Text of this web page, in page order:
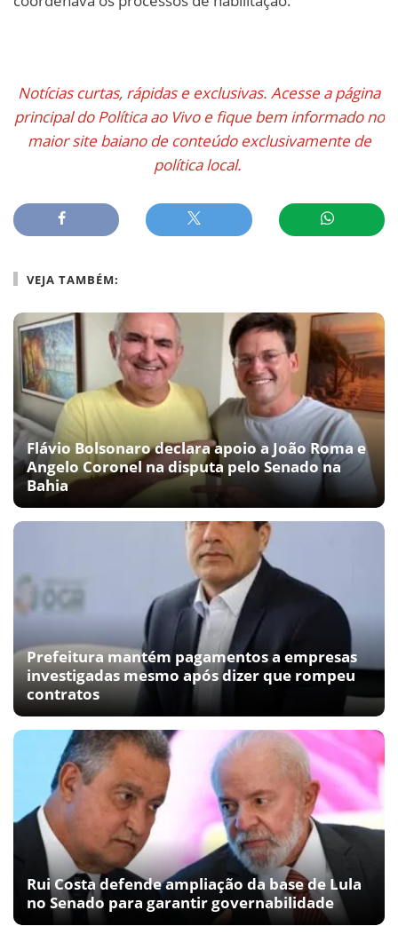
Notícias curtas, rápidas e exclusivas. Acesse a página
principal do Política ao Vivo e fique bem informado no
maior site baiano de conteúdo exclusivamente de
política local.
VEJA TAMBÉM:
Flávio Bolsonaro declara apoio a João Roma e
Angelo Coronel na disputa pelo Senado na
Bahia
Prefeitura mantém pagamentos a empresas
investigadas mesmo após dizer que rompeu
contratos
Rui Costa defende ampliação da base de Lula
no Senado para garantir governabilidade